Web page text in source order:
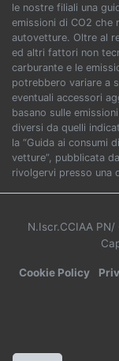
le nostre filiali una
emissioni di CO2 che
autovetture. Oltre al
ed altri fattori non
carburante e le
potrebbero variare a
eventuali accessori
basano sulle
diversi da quelli
la “Guida ai consumi
vetture”, pubblicata
rivolgervi presso una
N.Iscr.CCIAA
Cookie Policy